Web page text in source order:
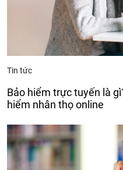
Tin tức
Bảo hiểm trực tuyến là
hiểm nhân thọ online